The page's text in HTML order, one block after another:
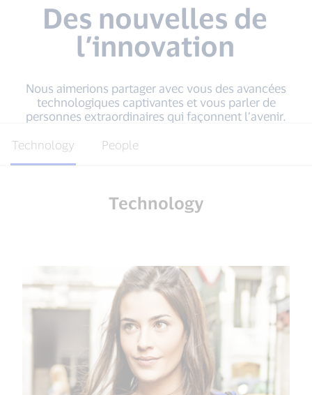
Des nouvelles de
l’innovation
Nous aimerions partager avec vous des avancées
technologiques captivantes et vous parler de
personnes extraordinaires qui façonnent l’avenir.
Technology People
Technology